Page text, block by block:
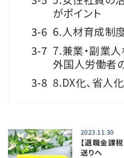
がポイント
3-6 6.人材育成制
3-7 7.兼業・副業人
外国人労働者
3-8 8.DX化、省人化
2023.11.30
【退職金課
送りへ